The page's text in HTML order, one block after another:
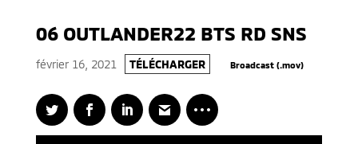
06 OUTLANDER22 BTS RD SNS
février 16, 2021 TÉLÉCHARGER Broadcast (.mov)